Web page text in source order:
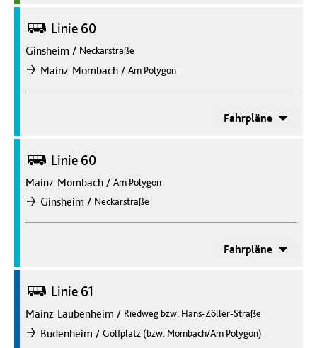
Bus Linie 60
Ginsheim / Neckarstraße
nachMainz-Mombach / Am Polygon
Fahrpläne
Bus Linie 60
Mainz-Mombach / Am Polygon
nachGinsheim / Neckarstraße
Fahrpläne
Bus Linie 61
Mainz-Laubenheim / Riedweg bzw. Hans-Zöller-Straße
nachBudenheim / Golfplatz (bzw. Mombach/Am Polygon)